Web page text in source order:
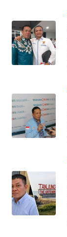
KARO
WN
SIMALUNGUN
LABUHANBATU
WN
TAPANULI
WN DELI
SERDANG
WN